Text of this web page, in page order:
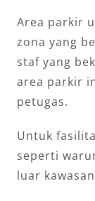
Area parkir
zona yang
staf yang
area parkir
petugas.
Untuk
seperti
luar